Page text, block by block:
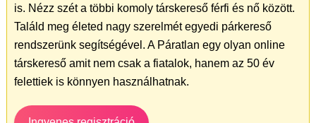
is. Nézz szét a többi komoly társkereső férfi és nő között.
Találd meg életed nagy szerelmét egyedi párkereső
rendszerünk segítségével. A Páratlan egy olyan online
társkereső amit nem csak a fiatalok, hanem az 50 év
felettiek is könnyen használhatnak.